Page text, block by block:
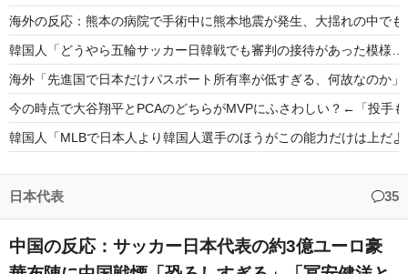
海外の反応：熊本の病院で手術中に熊本地震が発生、大揺れの中で
韓国人「どうやら五輪サッカー日韓戦でも審判の接待があった模
海外「先進国で日本だけパスポート所有率が低すぎる、何故なのか」
今の時点で大谷翔平とPCAのどちらがMVPにふさわしい？←「投手
韓国人「MLBで日本人より韓国人選手のほうがこの能力だけは上だよ
【海外の反応】今永昇太のユーモアが全米を笑わす【MLB】
日本代表 35
中国の反応：サッカー日本代表の約3億ユーロ豪